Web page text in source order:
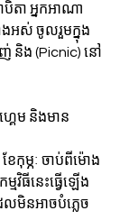
តា អ្នកអាណា
អស់ ចូលរួមក្នុង
និង (Picnic) នៅ
េម និងមាន
ខែកុម្ភៈ ចាប់ពីម៉ោង
វិធីនេះធ្វើឡើង
លមិនអាចបំភ្លេច